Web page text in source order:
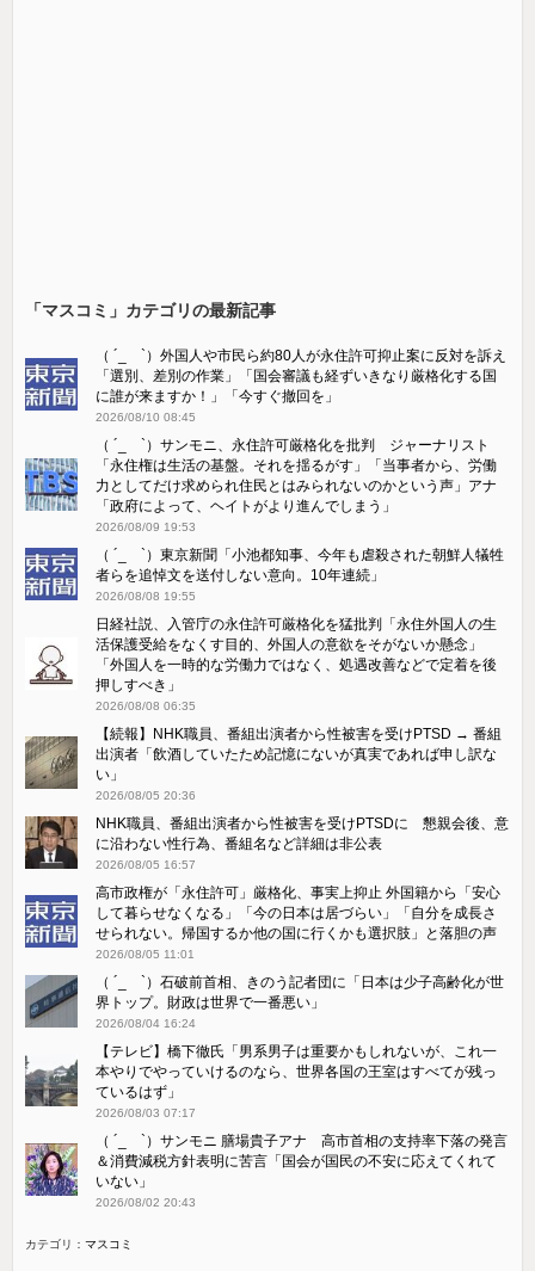
「マスコミ」カテゴリの最新記事
（ ´_ゝ`）外国人や市民ら約80人が永住許可抑止案に反対を訴え
「選別、差別の作業」「国会審議も経ずいきなり厳格化する国
に誰が来ますか！」「今すぐ撤回を」
2026/08/10 08:45
（ ´_ゝ`）サンモニ、永住許可厳格化を批判 ジャーナリスト
「永住権は生活の基盤。それを揺るがす」「当事者から、労働
力としてだけ求められ住民とはみられないのかという声」アナ
「政府によって、ヘイトがより進んでしまう」
2026/08/09 19:53
（ ´_ゝ`）東京新聞「小池都知事、今年も虐殺された朝鮮人犠牲
者らを追悼文を送付しない意向。10年連続」
2026/08/08 19:55
日経社説、入管庁の永住許可厳格化を猛批判「永住外国人の生
活保護受給をなくす目的、外国人の意欲をそがないか懸念」
「外国人を一時的な労働力ではなく、処遇改善などで定着を後
押しすべき」
2026/08/08 06:35
【続報】NHK職員、番組出演者から性被害を受けPTSD → 番組
出演者「飲酒していたため記憶にないが真実であれば申し訳な
い」
2026/08/05 20:36
NHK職員、番組出演者から性被害を受けPTSDに 懇親会後、意
に沿わない性行為、番組名など詳細は非公表
2026/08/05 16:57
高市政権が「永住許可」厳格化、事実上抑止 外国籍から「安心
して暮らせなくなる」「今の日本は居づらい」「自分を成長さ
せられない。帰国するか他の国に行くかも選択肢」と落胆の声
2026/08/05 11:01
（ ´_ゝ`）石破前首相、きのう記者団に「日本は少子高齢化が世
界トップ。財政は世界で一番悪い」
2026/08/04 16:24
【テレビ】橋下徹氏「男系男子は重要かもしれないが、これ一
本やりでやっていけるのなら、世界各国の王室はすべてが残っ
ているはず」
2026/08/03 07:17
（ ´_ゝ`）サンモニ 膳場貴子アナ 高市首相の支持率下落の発言
＆消費減税方針表明に苦言「国会が国民の不安に応えてくれて
いない」
2026/08/02 20:43
カテゴリ：マスコミ